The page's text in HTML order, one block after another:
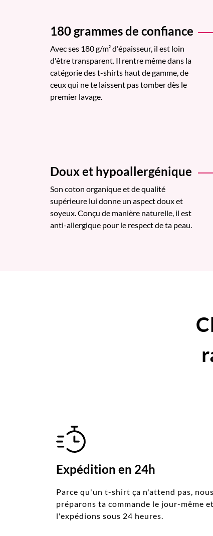
180 grammes de confiance
Avec ses 180 g/m² d'épaisseur, il est loin
d'être transparent. Il rentre même dans la
catégorie des t-shirts haut de gamme, de
ceux qui ne te laissent pas tomber dès le
premier lavage.
Doux et hypoallergénique
Son coton organique et de qualité
supérieure lui donne un aspect doux et
soyeux. Conçu de manière naturelle, il est
anti-allergique pour le respect de ta peau.
Expédition en 24h
Parce qu'un t-shirt ça n'attend pas, nous
préparons ta commande le jour-même et
l'expédions sous 24 heures.